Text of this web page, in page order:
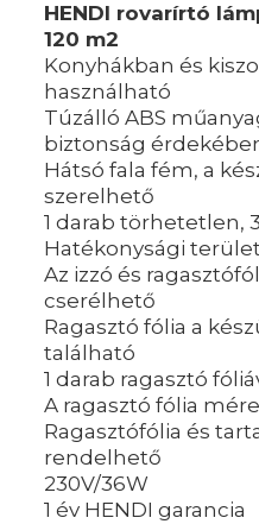
HENDI rovarírtó
120 m2
Konyhákban és
használható
Túzálló ABS
biztonság
Hátsó fala fém, a
szerelhető
1 darab törhetetlen,
Hatékonysági
Az izzó és
cserélhető
Ragasztó fólia a
található
1 darab ragasztó
A ragasztó fólia
Ragasztófólia és
rendelhető
230V/36W
1 év HENDI garancia